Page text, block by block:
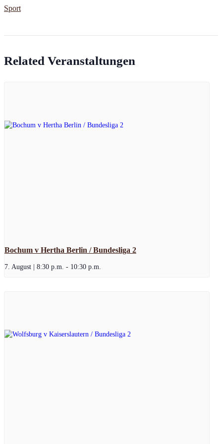
Sport
Related Veranstaltungen
Bochum v Hertha Berlin / Bundesliga 2
7. August | 8:30 p.m. - 10:30 p.m.